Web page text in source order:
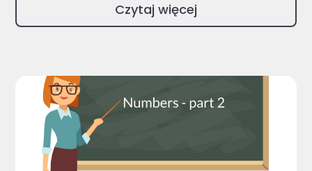
Czytaj więcej